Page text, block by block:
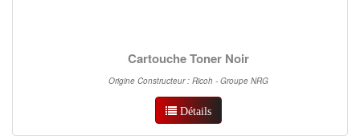
Cartouche Toner Noir
Origine Constructeur : Ricoh - Groupe NRG
Détails